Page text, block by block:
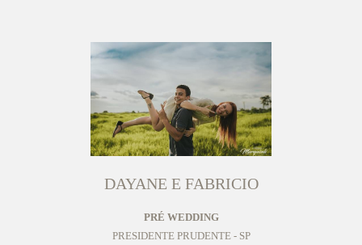
DAYANE E FABRICIO
PRÉ WEDDING
PRESIDENTE PRUDENTE - SP